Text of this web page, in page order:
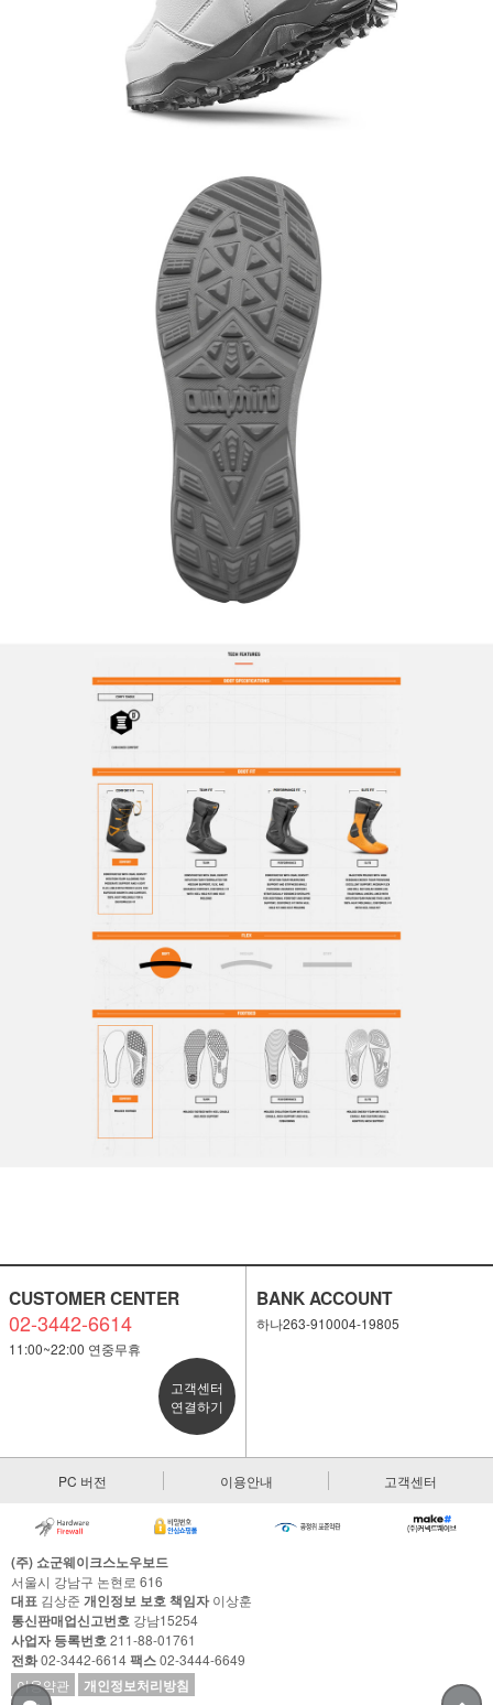
이코 라이프 하
CUSTOMER CENTER
02-3442-6614
11:00~22:00 연중무휴
고객센터
연결하기
BANK ACCOUNT
하나263-910004-19805
PC 버전 이용안내 고객센터
(주) 쇼군웨이크스노우보드
서울시 강남구 논현로 616
대표 김상준 개인정보 보호 책임자이상훈
통신판매업신고번호 강남15254
사업자 등록번호 211-88-01761
전화02-3442-6614팩스02-3444-6649
이용약관
개인정보처리방침